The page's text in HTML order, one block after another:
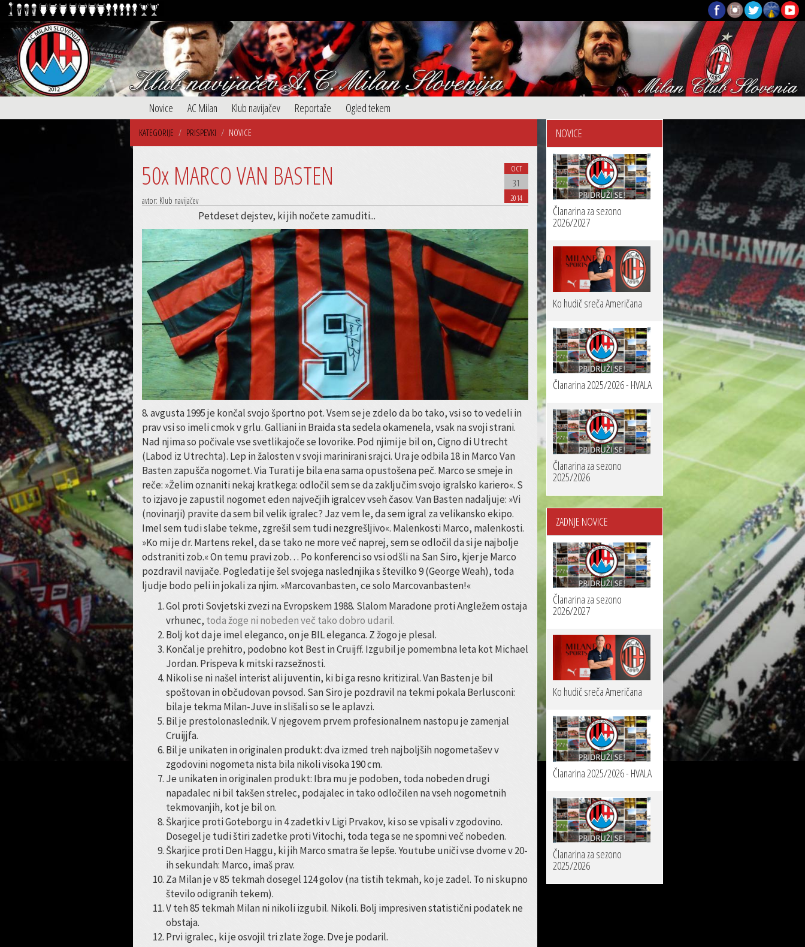
Novice AC Milan Klub navijačev Reportaže Ogled tekem
KATEGORIJE PRISPEVKI NOVICE
50x MARCO VAN BASTEN OCT
31
2014
avtor: Klub navijačev
Petdeset dejstev, ki jih nočete zamuditi...
8. avgusta 1995 je končal svojo športno pot. Vsem se je zdelo da bo tako, vsi so to vedeli in
prav vsi so imeli cmok v grlu. Galliani in Braida sta sedela okamenela, vsak na svoji strani.
Nad njima so počivale vse svetlikajoče se lovorike. Pod njimi je bil on, Cigno di Utrecht
(Labod iz Utrechta). Lep in žalosten v svoji marinirani srajci. Ura je odbila 18 in Marco Van
Basten zapušča nogomet. Via Turati je bila ena sama opustošena peč. Marco se smeje in
reče: »Želim oznaniti nekaj kratkega: odločil sem se da zaključim svojo igralsko kariero«. S
to izjavo je zapustil nogomet eden največjih igralcev vseh časov. Van Basten nadaljuje: »Vi
(novinarji) pravite da sem bil velik igralec? Jaz vem le, da sem igral za velikansko ekipo.
Imel sem tudi slabe tekme, zgrešil sem tudi nezgrešljivo«. Malenkosti Marco, malenkosti.
»Ko mi je dr. Martens rekel, da se tako ne more več naprej, sem se odločil da si je najbolje
odstraniti zob.« On temu pravi zob… Po konferenci so vsi odšli na San Siro, kjer je Marco
pozdravil navijače. Pogledati je šel svojega naslednjika s številko 9 (George Weah), toda
ljudje bodo peli in jokali za njim. »Marcovanbasten, ce solo Marcovanbasten!«
Gol proti Sovjetski zvezi na Evropskem 1988. Slalom Maradone proti Angležem ostaja
vrhunec, toda žoge ni nobeden več tako dobro udaril.
Bolj kot da je imel eleganco, on je BIL eleganca. Z žogo je plesal.
Končal je prehitro, podobno kot Best in Cruijff. Izgubil je pomembna leta kot Michael
Jordan. Prispeva k mitski razsežnosti.
Nikoli se ni našel interist ali juventin, ki bi ga resno kritiziral. Van Basten je bil
spoštovan in občudovan povsod. San Siro je pozdravil na tekmi pokala Berlusconi:
bila je tekma Milan-Juve in slišali so se le aplavzi.
Bil je prestolonaslednik. V njegovem prvem profesionalnem nastopu je zamenjal
Cruijjfa.
Bil je unikaten in originalen produkt: dva izmed treh najboljših nogometašev v
zgodovini nogometa nista bila nikoli visoka 190 cm.
Je unikaten in originalen produkt: Ibra mu je podoben, toda nobeden drugi
napadalec ni bil takšen strelec, podajalec in tako odločilen na vseh nogometnih
tekmovanjih, kot je bil on.
Škarjice proti Goteborgu in 4 zadetki v Ligi Prvakov, ki so se vpisali v zgodovino.
Dosegel je tudi štiri zadetke proti Vitochi, toda tega se ne spomni več nobeden.
Škarjice proti Den Haggu, ki jih Marco smatra še lepše. Youtube uniči vse dvome v 20-
ih sekundah: Marco, imaš prav.
Za Milan je v 85 tekmah dosegel 124 golov (na tistih tekmah, ko je zadel. To ni skupno
število odigranih tekem).
V teh 85 tekmah Milan ni nikoli izgubil. Nikoli. Bolj impresiven statistični podatek ne
obstaja.
Prvi igralec, ki je osvojil tri zlate žoge. Dve je podaril.
NOVICE
Članarina za sezono
2026/2027
Ko hudič sreča Američana
Članarina 2025/2026 - HVALA
Članarina za sezono
2025/2026
ZADNJE NOVICE
Članarina za sezono
2026/2027
Ko hudič sreča Američana
Članarina 2025/2026 - HVALA
Članarina za sezono
2025/2026